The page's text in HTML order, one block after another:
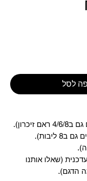
לסל
(שאלו אותנו
הדגם).